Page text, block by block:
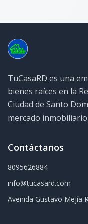
TuCasaRD es una
bienes raíces en la
Ciudad de Santo
mercado
Contáctanos
8095626884
info@tucasard.com
Avenida Gustavo Mejía